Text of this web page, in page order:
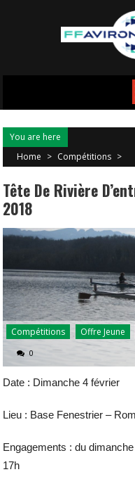
You are here
Home > Compétitions >
Tête De Rivière
2018
Compétitions Offre Jeune
0
Date : Dimanche 4 février
Lieu : Base Fenestrier –
Engagements : du
17h